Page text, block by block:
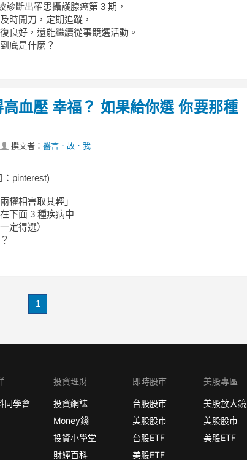
診斷出罹患攝護腺癌第 3 期，
時開刀，定期追蹤，
良好，還能繼續從事競選活動。
底是什麼？
血壓 幸福？ 如果給你選 你要那種
撰文者： 醫言．故．我
pinterest)
權相害取其輕」
下面 3 種疾病中
定得選）
1
同學會
投資理財
投資網誌
Money錢
投資小學堂
財經百科
即時股市
台股股市
美股股市
台股ETF
美股ETF
美股專區
美股放大鏡
美股股市
美股ETF